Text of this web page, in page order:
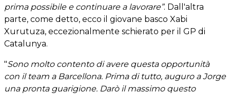
prima possibile e continuare a lavorare”. Dall'altra
parte, come detto, ecco il giovane basco Xabi
Xurutuza, eccezionalmente schierato per il GP di
Catalunya.
"Sono molto contento di avere questa opportunità
con il team a Barcellona. Prima di tutto, auguro a Jorge
una pronta guarigione. Darò il massimo questo